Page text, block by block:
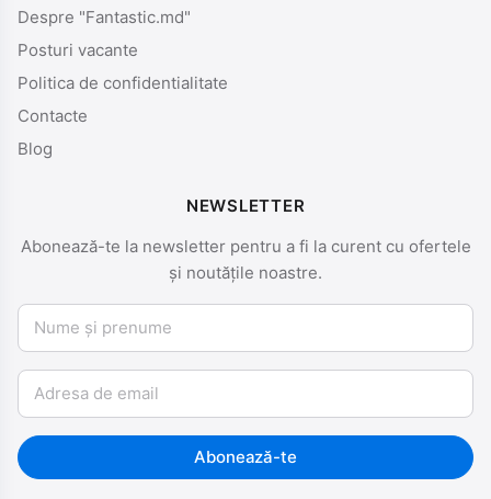
Despre "Fantastic.md"
Posturi vacante
Politica de confidentialitate
Contacte
Blog
NEWSLETTER
Abonează-te la newsletter pentru a fi la curent cu ofertele
și noutățile noastre.
Nume și prenume
Email
Abonează-te